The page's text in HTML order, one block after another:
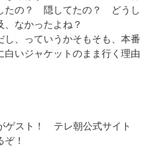
たの？ 隠してたの？ どうし
なかったよね？
し、っていうかそもそも、本番
白いジャケットのまま行く理由
ゲスト！ テレ朝公式サイト
！